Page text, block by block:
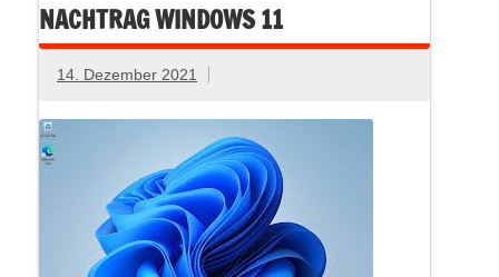
NACHTRAG WINDOWS 11
14. Dezember 2021